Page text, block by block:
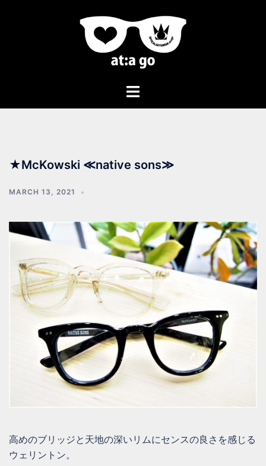
★McKowski ≪native sons≫
MARCH 13, 2021
高めのブリッジと天地の深いリムにセンスの良さを感じる
ウェリントン。